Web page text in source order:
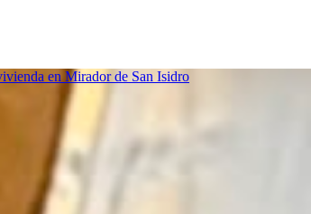
en Mirador de San Isidro